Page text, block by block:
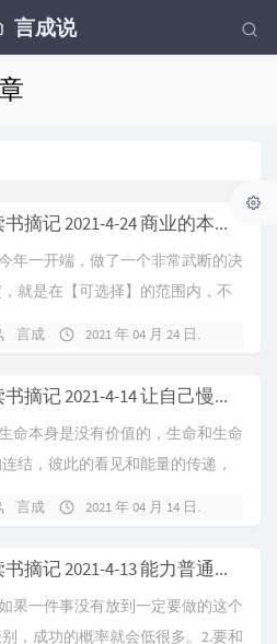
言成说
读书摘记 2021-4-24 商业的本质是流通，赚钱的本质是价值交换
年一开端，做了一个非常武断的决
就是在【可选择】的范围内，不
智商90分的人，...
言成 2021 年 04 月 24 日
读书摘记 2021-4-14 让自己慢慢变强，才能遇到未来更优秀的人
命本身是没有价值的，生命和生命
结，彼此的看见和能量的传递，
的家庭，知道自己...
言成 2021 年 04 月 14 日
读书摘记 2021-4-13 能力普通，欲望越大！
果一件事没有放到一定要做的这个
，成功的概率就会低很多。2.要和